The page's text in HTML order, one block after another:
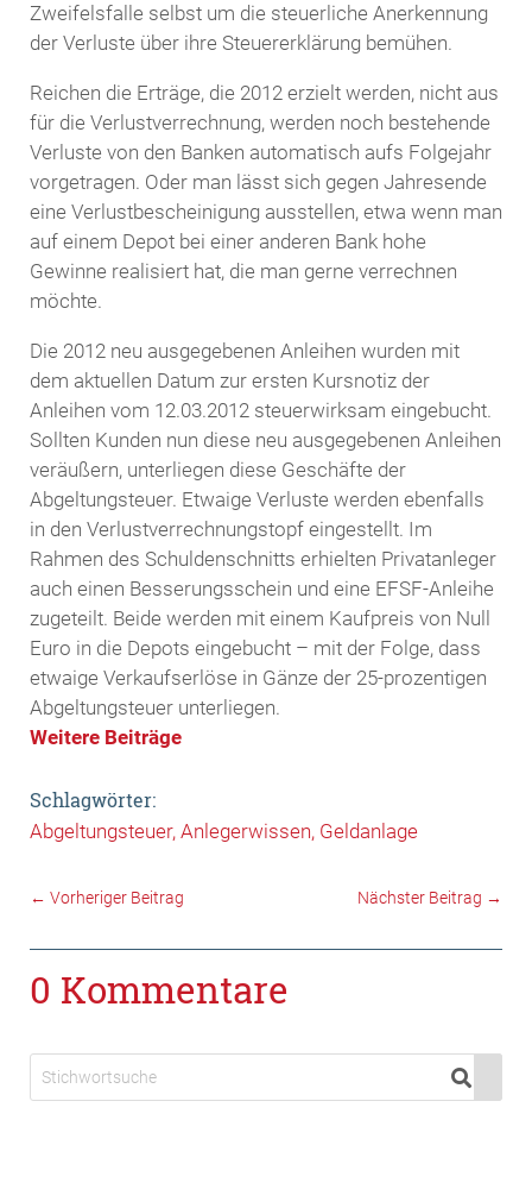
Zweifelsfalle selbst um die steuerliche Anerkennung
der Verluste über ihre Steuererklärung bemühen.
Reichen die Erträge, die 2012 erzielt werden, nicht aus
für die Verlustverrechnung, werden noch bestehende
Verluste von den Banken automatisch aufs Folgejahr
vorgetragen. Oder man lässt sich gegen Jahresende
eine Verlustbescheinigung ausstellen, etwa wenn man
auf einem Depot bei einer anderen Bank hohe
Gewinne realisiert hat, die man gerne verrechnen
möchte.
Die 2012 neu ausgegebenen Anleihen wurden mit
dem aktuellen Datum zur ersten Kursnotiz der
Anleihen vom 12.03.2012 steuerwirksam eingebucht.
Sollten Kunden nun diese neu ausgegebenen Anleihen
veräußern, unterliegen diese Geschäfte der
Abgeltungsteuer. Etwaige Verluste werden ebenfalls
in den Verlustverrechnungstopf eingestellt. Im
Rahmen des Schuldenschnitts erhielten Privatanleger
auch einen Besserungsschein und eine EFSF-Anleihe
zugeteilt. Beide werden mit einem Kaufpreis von Null
Euro in die Depots eingebucht – mit der Folge, dass
etwaige Verkaufserlöse in Gänze der 25-prozentigen
Abgeltungsteuer unterliegen.
Weitere Beiträge
Schlagwörter:
Abgeltungsteuer Anlegerwissen Geldanlage
← Vorheriger Beitrag Nächster Beitrag →
0 Kommentare